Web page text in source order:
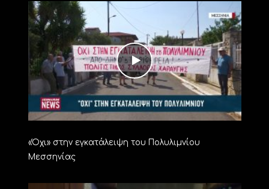
«Όχι» στην εγκατάλειψη του Πολυλιμνίου
Μεσσηνίας